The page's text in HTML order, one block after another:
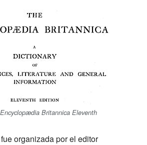
Encyclopædia Britannica Eleventh
organizada por el editor